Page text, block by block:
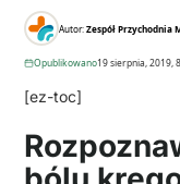
Autor:Zespół Przychodnia
Opublikowano19 sierpnia, 2019,
[ez-toc]